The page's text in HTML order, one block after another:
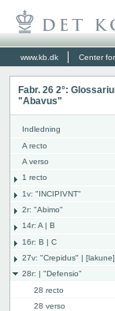
www.kb.dk Center
Fabr. 26 2°:
"Abavus"
Indledning
A recto
A verso
1 recto
1v: "INCIPIVNT"
2r: "Abimo"
14r: A | B
16r: B | C
27v: "Crepidus" | [lakune]
28r: | "Defensio"
28 recto
28 verso